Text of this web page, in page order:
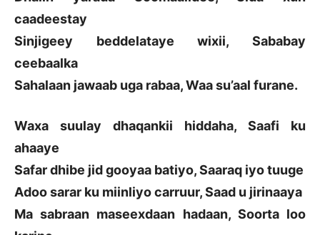
caadeestay
Sinjigeey beddelataye wixii, Sababay
ceebaalka
Sahalaan jawaab uga rabaa, Waa su’aal furane.
Waxa suulay dhaqankii hiddaha, Saafi ku
ahaaye
Safar dhibe jid gooyaa batiyo, Saaraq iyo tuuge
Adoo sarar ku miinliyo carruur, Saad u jirinaaya
Ma sabraan maseexdaan hadaan, Soorta loo